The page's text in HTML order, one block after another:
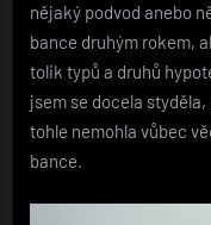
nějaký podvod anebo
bance druhým rokem,
tolik typů a druhů
jsem se docela
tohle nemohla vůbec
bance.